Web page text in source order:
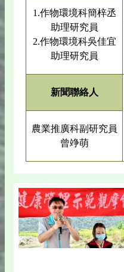
1.作物環境科簡梓丞
助理研究員
2.作物環境科吳佳宜
助理研究員
新聞聯絡人
農業推廣科副研究員
曾竫萌